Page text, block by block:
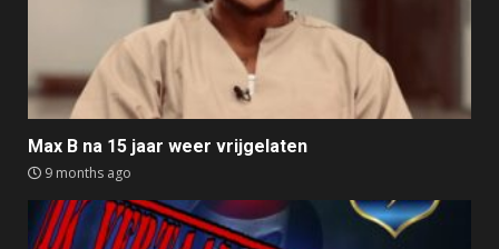
Max B na 15 jaar weer vrijgelaten
9 months ago